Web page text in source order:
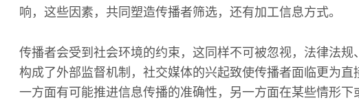
响，这些因素，共同塑造传播者筛选，还有加工信息方式。
传播者会受到社会环境的约束，这同样不可被忽视，法律法规
构成了外部监督机制，社交媒体的兴起致使传播者面临更为
一方面有可能推进信息传播的准确性，另一方面在某些情形